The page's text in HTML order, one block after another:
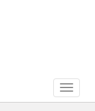
Toggle